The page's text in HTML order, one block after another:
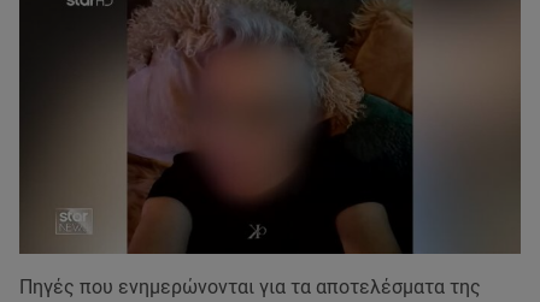
Πηγές που ενημερώνονται για τα αποτελέσματα της